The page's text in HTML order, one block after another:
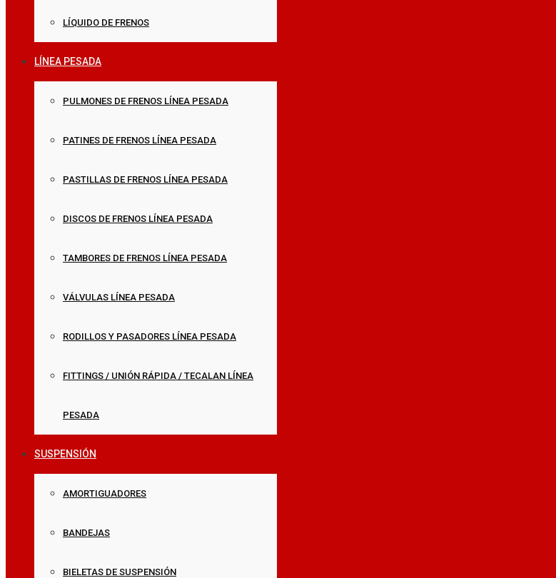
LÍQUIDO DE FRENOS
LÍNEA PESADA
PULMONES DE FRENOS LÍNEA PESADA
PATINES DE FRENOS LÍNEA PESADA
PASTILLAS DE FRENOS LÍNEA PESADA
DISCOS DE FRENOS LÍNEA PESADA
TAMBORES DE FRENOS LÍNEA PESADA
VÁLVULAS LÍNEA PESADA
RODILLOS Y PASADORES LÍNEA PESADA
FITTINGS / UNIÓN RÁPIDA / TECALAN LÍNEA
PESADA
SUSPENSIÓN
AMORTIGUADORES
BANDEJAS
BIELETAS DE SUSPENSIÓN